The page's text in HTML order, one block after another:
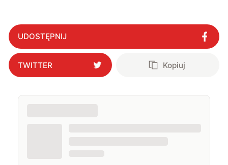
UDOSTĘPNIJ
TWITTER Kopiuj